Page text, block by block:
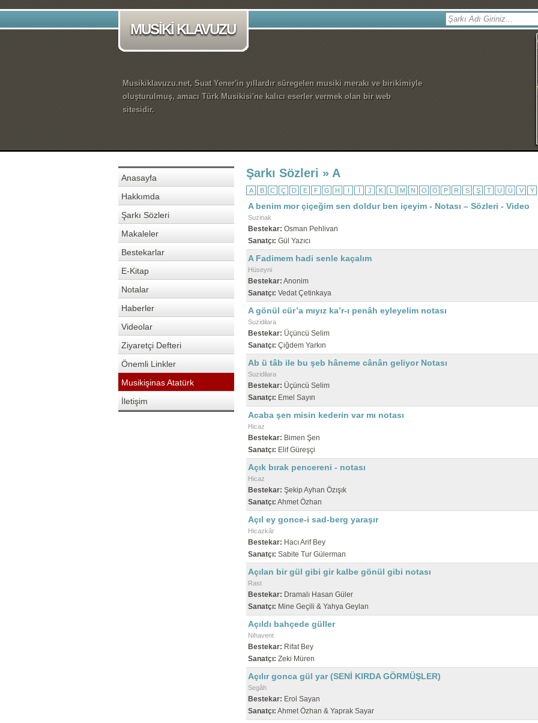
MUSİKİ KLAVUZU
Musikiklavuzu.net, Suat Yener'in yıllardır süregelen musiki merakı ve birikimiyle
oluşturulmuş, amacı Türk Musikisi'ne kalıcı eserler vermek olan bir web
sitesidir.
Anasayfa
Hakkımda
Şarkı Sözleri
Makaleler
Bestekarlar
E-Kitap
Notalar
Haberler
Videolar
Ziyaretçi Defteri
Önemli Linkler
Musikişinas Atatürk
İletişim
Şarkı Sözleri » A
A B C Ç D E F G H I İ J K L M N O Ö P R S Ş T U Ü V Y
A benim mor çiçeğim sen doldur ben içeyim - Notası – Sözleri - Video
Suzinak
Bestekar: Osman Pehlivan
Sanatçı: Gül Yazıcı
A Fadimem hadi senle kaçalım
Hüseyni
Bestekar: Anonim
Sanatçı: Vedat Çetinkaya
A gönül cür’a mıyız ka’r-ı penâh eyleyelim notası
Suzidilara
Bestekar: Üçüncü Selim
Sanatçı: Çiğdem Yarkın
Ab ü tâb ile bu şeb hâneme cânân geliyor Notası
Suzidilara
Bestekar: Üçüncü Selim
Sanatçı: Emel Sayın
Acaba şen misin kederin var mı notası
Hicaz
Bestekar: Bimen Şen
Sanatçı: Elif Güreşçi
Açık bırak pencereni - notası
Hicaz
Bestekar: Şekip Ayhan Özışık
Sanatçı: Ahmet Özhan
Açıl ey gonce-i sad-berg yaraşır
Hicazkâr
Bestekar: Hacı Arif Bey
Sanatçı: Sabite Tur Gülerman
Açılan bir gül gibi gir kalbe gönül gibi notası
Rast
Bestekar: Dramalı Hasan Güler
Sanatçı: Mine Geçili & Yahya Geylan
Açıldı bahçede güller
Nihavent
Bestekar: Rifat Bey
Sanatçı: Zeki Müren
Açılır gonca gül yar (SENİ KIRDA GÖRMÜŞLER)
Segâh
Bestekar: Erol Sayan
Sanatçı: Ahmet Özhan & Yaprak Sayar